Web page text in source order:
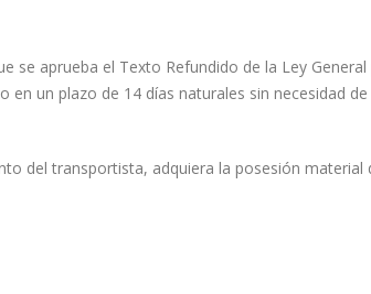
se aprueba el Texto Refundido de la Ley General
un plazo de 14 días naturales sin necesidad de
del transportista, adquiera la posesión material